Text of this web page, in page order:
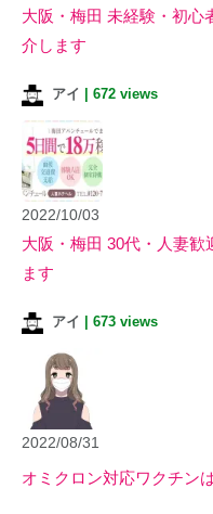
大阪・梅田 未経験・初心
介します
アイ 672 views
2022/10/03
大阪・梅田 30代・人妻歓
ます
アイ 673 views
2022/08/31
オミクロン対応ワクチン